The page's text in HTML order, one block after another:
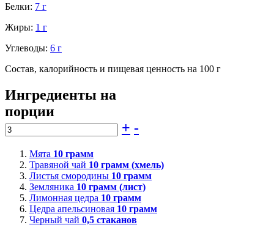
Белки: 7 г
Жиры: 1 г
Углеводы: 6 г
Состав, калорийность и пищевая ценность на 100 г
Ингредиенты на
порции
+ -
Мята 10 грамм
Травяной чай 10 грамм (хмель)
Листья смородины 10 грамм
Земляника 10 грамм (лист)
Лимонная цедра 10 грамм
Цедра апельсиновая 10 грамм
Черный чай 0,5 стаканов